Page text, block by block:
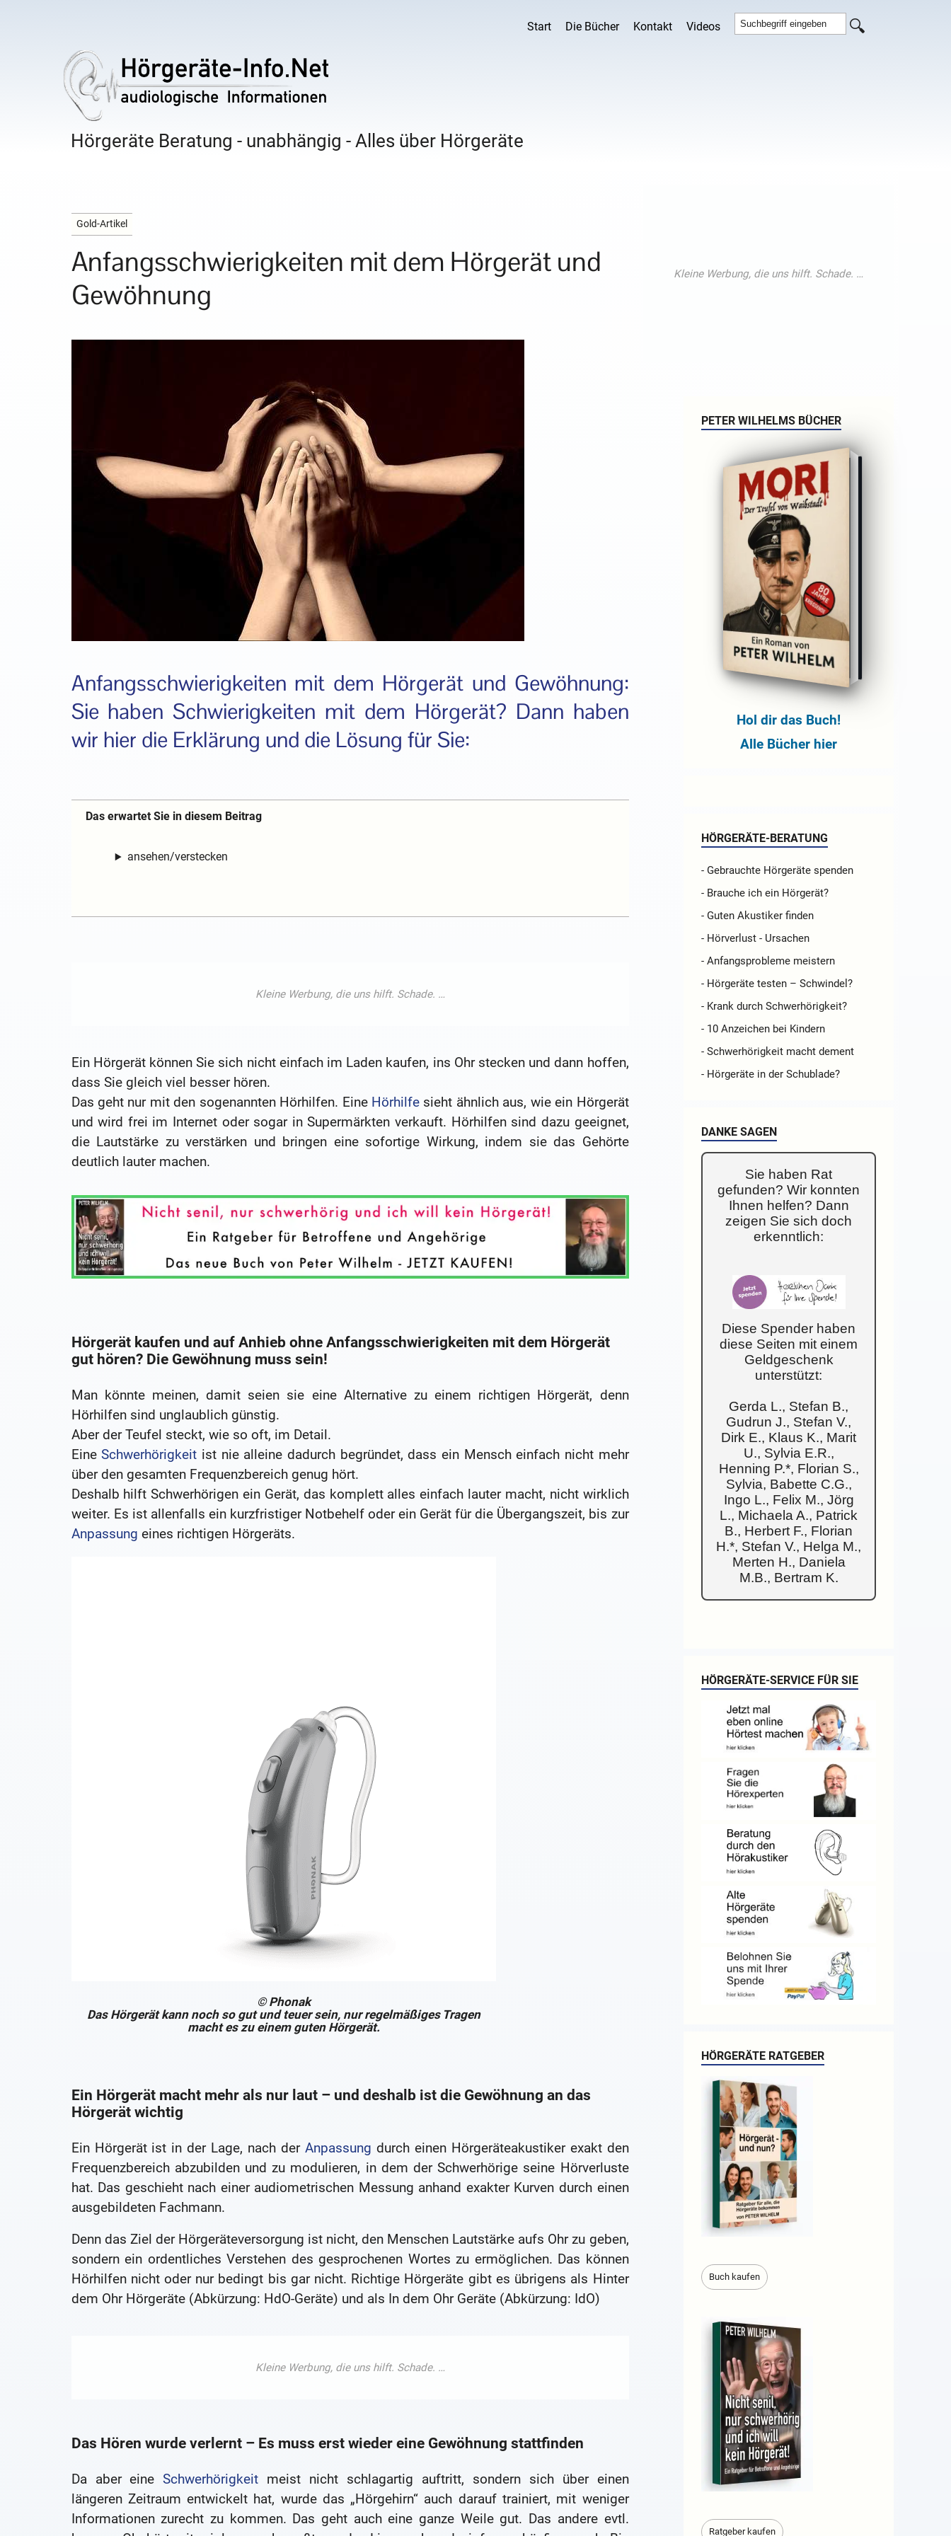
Start Die Bücher Kontakt Videos
Hörgeräte Beratung - unabhängig - Alles über Hörgeräte
Gold-Artikel
Anfangsschwierigkeiten mit dem Hörgerät und
Gewöhnung
Anfangsschwierigkeiten mit dem Hörgerät und Gewöhnung:
Sie haben Schwierigkeiten mit dem Hörgerät? Dann haben
wir hier die Erklärung und die Lösung für Sie:
Das erwartet Sie in diesem Beitrag
ansehen/verstecken
Ein Hörgerät können Sie sich nicht einfach im Laden kaufen, ins Ohr stecken und dann hoffen,
dass Sie gleich viel besser hören.
Das geht nur mit den sogenannten Hörhilfen. Eine Hörhilfe sieht ähnlich aus, wie ein Hörgerät
und wird frei im Internet oder sogar in Supermärkten verkauft. Hörhilfen sind dazu geeignet,
die Lautstärke zu verstärken und bringen eine sofortige Wirkung, indem sie das Gehörte
deutlich lauter machen.
Hörgerät kaufen und auf Anhieb ohne Anfangsschwierigkeiten mit dem Hörgerät
gut hören? Die Gewöhnung muss sein!
Man könnte meinen, damit seien sie eine Alternative zu einem richtigen Hörgerät, denn
Hörhilfen sind unglaublich günstig.
Aber der Teufel steckt, wie so oft, im Detail.
EineSchwerhörigkeit ist nie alleine dadurch begründet, dass ein Mensch einfach nicht mehr
über den gesamten Frequenzbereich genug hört.
Deshalb hilft Schwerhörigen ein Gerät, das komplett alles einfach lauter macht, nicht wirklich
weiter. Es ist allenfalls ein kurzfristiger Notbehelf oder ein Gerät für die Übergangszeit, bis zur
Anpassung eines richtigen Hörgeräts.
© Phonak
Das Hörgerät kann noch so gut und teuer sein, nur regelmäßiges Tragen
macht es zu einem guten Hörgerät.
Ein Hörgerät macht mehr als nur laut – und deshalb ist die Gewöhnung an das
Hörgerät wichtig
Ein Hörgerät ist in der Lage, nach der Anpassung durch einen Hörgeräteakustiker exakt den
Frequenzbereich abzubilden und zu modulieren, in dem der Schwerhörige seine Hörverluste
hat. Das geschieht nach einer audiometrischen Messung anhand exakter Kurven durch einen
ausgebildeten Fachmann.
Denn das Ziel der Hörgeräteversorgung ist nicht, den Menschen Lautstärke aufs Ohr zu geben,
sondern ein ordentliches Verstehen des gesprochenen Wortes zu ermöglichen. Das können
Hörhilfen nicht oder nur bedingt bis gar nicht. Richtige Hörgeräte gibt es übrigens als Hinter
dem Ohr Hörgeräte (Abkürzung: HdO-Geräte) und als In dem Ohr Geräte (Abkürzung: IdO)
Das Hören wurde verlernt – Es muss erst wieder eine Gewöhnung stattfinden
Da aber eineSchwerhörigkeit meist nicht schlagartig auftritt, sondern sich über einen
längeren Zeitraum entwickelt hat, wurde das „Hörgehirn“ auch darauf trainiert, mit weniger
Informationen zurecht zu kommen. Das geht auch eine ganze Weile gut. Das andere evtl.
PETER WILHELMS BÜCHER
Hol dir das Buch!
Alle Bücher hier
HÖRGERÄTE-BERATUNG
- Gebrauchte Hörgeräte spenden
- Brauche ich ein Hörgerät?
- Guten Akustiker finden
- Hörverlust - Ursachen
- Anfangsprobleme meistern
- Hörgeräte testen – Schwindel?
- Krank durch Schwerhörigkeit?
- 10 Anzeichen bei Kindern
- Schwerhörigkeit macht dement
- Hörgeräte in der Schublade?
DANKE SAGEN
Sie haben Rat
gefunden? Wir konnten
Ihnen helfen? Dann
zeigen Sie sich doch
erkenntlich:
Diese Spender haben
diese Seiten mit einem
Geldgeschenk
unterstützt:
Gerda L., Stefan B.,
Gudrun J., Stefan V.,
Dirk E., Klaus K., Marit
U., Sylvia E.R.,
Henning P.*, Florian S.,
Sylvia, Babette C.G.,
Ingo L., Felix M., Jörg
L., Michaela A., Patrick
B., Herbert F., Florian
H.*, Stefan V., Helga M.,
Merten H., Daniela
M.B., Bertram K.
HÖRGERÄTE-SERVICE FÜR SIE
HÖRGERÄTE RATGEBER
Buch kaufen
Ratgeber kaufen